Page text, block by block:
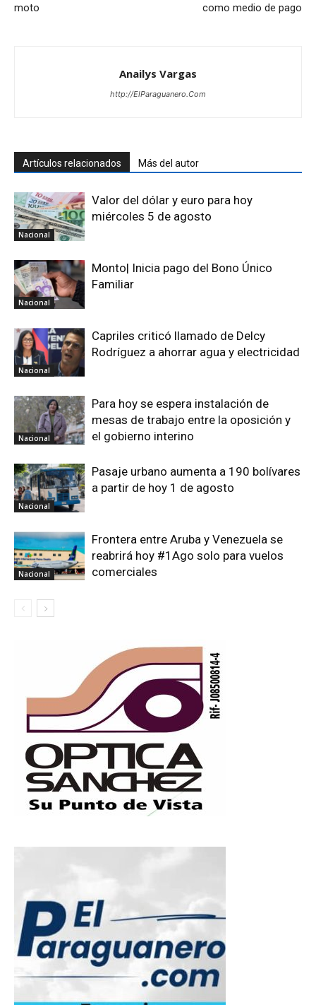
moto
como medio de pago
Anailys Vargas
http://ElParaguanero.Com
Artículos relacionados Más del autor
Nacional
Valor del dólar y euro para hoy
miércoles 5 de agosto
Nacional
Monto| Inicia pago del Bono Único
Familiar
Nacional
Capriles criticó llamado de Delcy
Rodríguez a ahorrar agua y electricidad
Nacional
Para hoy se espera instalación de
mesas de trabajo entre la oposición y
el gobierno interino
Nacional
Pasaje urbano aumenta a 190 bolívares
a partir de hoy 1 de agosto
Nacional
Frontera entre Aruba y Venezuela se
reabrirá hoy #1Ago solo para vuelos
comerciales